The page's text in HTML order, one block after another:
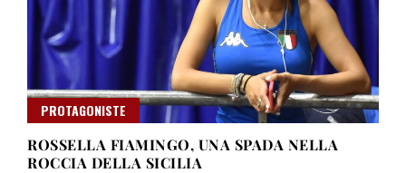
PROTAGONISTE
ROSSELLA FIAMINGO, UNA SPADA NELLA
ROCCIA DELLA SICILIA